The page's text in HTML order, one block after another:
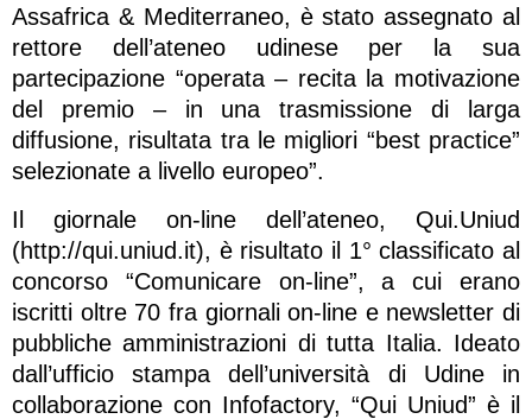
Assafrica & Mediterraneo, è stato assegnato al
rettore dell’ateneo udinese per la sua
partecipazione “operata – recita la motivazione
del premio – in una trasmissione di larga
diffusione, risultata tra le migliori “best practice”
selezionate a livello europeo”.
Il giornale on-line dell’ateneo, Qui.Uniud
(http://qui.uniud.it), è risultato il 1° classificato al
concorso “Comunicare on-line”, a cui erano
iscritti oltre 70 fra giornali on-line e newsletter di
pubbliche amministrazioni di tutta Italia. Ideato
dall’ufficio stampa dell’università di Udine in
collaborazione con Infofactory, “Qui Uniud” è il